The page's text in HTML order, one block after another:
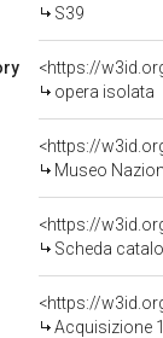
S39
<https://
opera isolata
<https://
Museo
<https://
Scheda
<https://
Acquisizione